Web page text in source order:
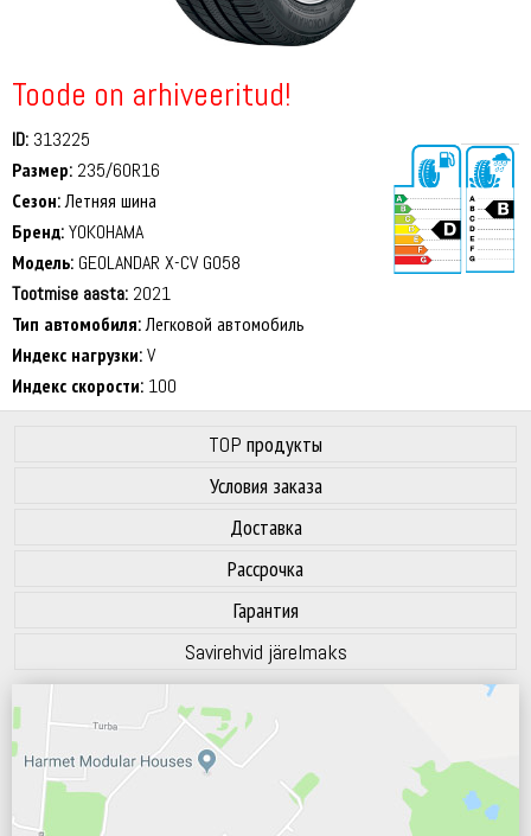
Toode on arhiveeritud!
ID: 313225
Размер: 235/60R16
Сезон:Летняя шина
Бренд:YOKOHAMA
Модель: GEOLANDAR X-CV G058
Tootmise aasta: 2021
Тип автомобиля:Легковой автомобиль
Индекс нагрузки:V
Индекс скорости: 100
TOP продукты
Условия заказа
Доставка
Рассрочка
Гарантия
Savirehvid järelmaks